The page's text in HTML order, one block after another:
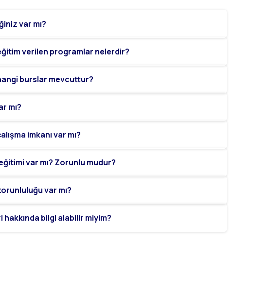
var mı?
verilen programlar nelerdir?
burslar mevcuttur?
mı?
imkanı var mı?
var mı? Zorunlu mudur?
var mı?
bilgi alabilir miyim?